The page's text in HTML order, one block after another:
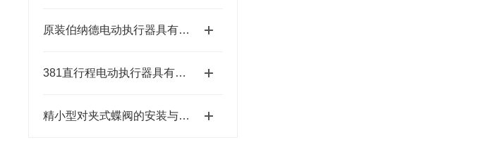
原装伯纳德电动执行器具有高可靠性与耐用性
381直行程电动执行器具有结构紧凑、响应速度快等特点
精小型对夹式蝶阀的安装与维护操作指南